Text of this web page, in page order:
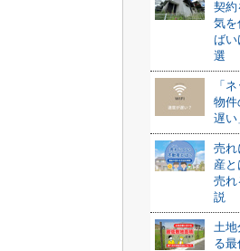
契約
気を
ばい
選
「
物件
遅い
売れ
産
売れ
説
土地
る